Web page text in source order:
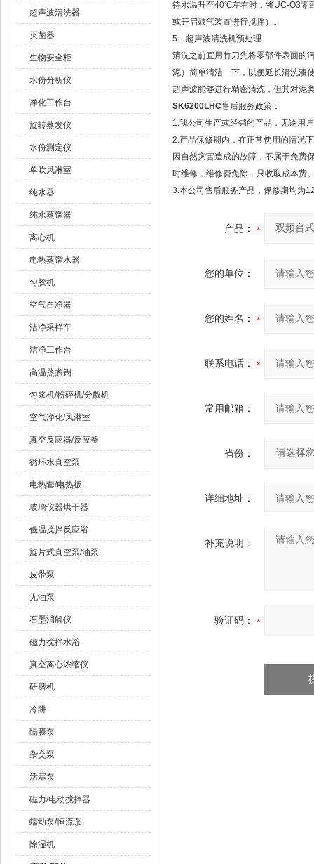
超声波清洗器
灭菌器
生物安全柜
水份分析仪
净化工作台
旋转蒸发仪
水份测定仪
单吹风淋室
纯水器
纯水蒸馏器
离心机
电热蒸馏水器
匀胶机
空气自净器
洁净采样车
洁净工作台
高温蒸煮锅
匀浆机/粉碎机/分散机
空气净化/风淋室
真空反应器/反应釜
循环水真空泵
电热套/电热板
玻璃仪器烘干器
低温搅拌反应浴
旋片式真空泵/油泵
皮带泵
无油泵
石墨消解仪
磁力搅拌水浴
真空离心浓缩仪
研磨机
冷阱
隔膜泵
杂交泵
活塞泵
磁力/电动搅拌器
蠕动泵/恒流泵
除湿机
待水温升至40℃左右时，将UC-O3零
或开启鼓气装置进行搅拌）。
5．超声波清洗机预处理
清洗之前宜用竹刀先将零部件表面的
泥）简单清洁一下，以便延长清洗液
超声波能够进行精密清洗，但其对泥
SK6200LHC售后服务政策：
1.我公司生产或经销的产品，无论用
2.产品保修期内，在正常使用的情况
因自然灾害造成的故障，不属于免费
时维修，维修费免除，只收取成本费
3.本公司售后服务产品，保修期均为
产品：
您的单位：
您的姓名：
联系电话：
常用邮箱：
省份：
详细地址：
补充说明：
验证码：